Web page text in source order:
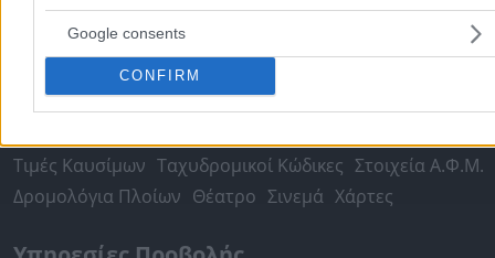
Google consents
CONFIRM
Πειραιάς Κέρκυρα Χανιά Καλαμάτα
περισσότερα >>
Χρήσιμα Σήμερα
Τιμές Καυσίμων Ταχυδρομικοί Κώδικες Στοιχεία Α.Φ.Μ.
Δρομολόγια Πλοίων Θέατρο Σινεμά Χάρτες